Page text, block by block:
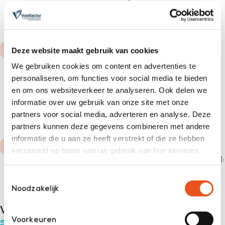
Deze website maakt gebruik van cookies
We gebruiken cookies om content en advertenties te
personaliseren, om functies voor social media te bieden
en om ons websiteverkeer te analyseren. Ook delen we
informatie over uw gebruik van onze site met onze
partners voor social media, adverteren en analyse. Deze
partners kunnen deze gegevens combineren met andere
informatie die u aan ze heeft verstrekt of die ze hebben
verzameld op basis van uw gebruik van hun services.
Noodzakelijk
Voorkeuren
Zo kunnen we goed inschatten welke ondersteuning
de voeten nodig hebben.
Productie van jouw zolen
De steunzolen worden vervolgens in Drachten door
Voetfactor Podotherapie | Podologie zelf gemaakt
en in de juiste schoenen geplaatst. Op die manier
kunnen de voeten optimaal ondersteund worden,
waardoor klachten aan de voeten en aan het
lichaam verminderd kunnen worden.
Ontvangst van jouw zolen
Je kunt je zolen afhalen bij de dichtstbijzijnde vesting,
Wat kosten verschillende soorten